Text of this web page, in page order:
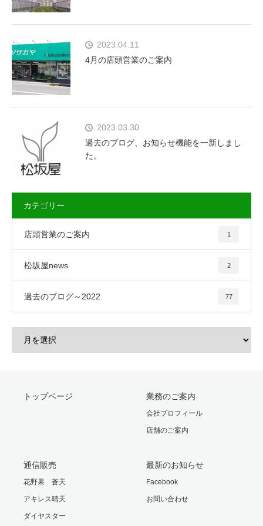
2023.04.11
4月の店頭営業のご案内
2023.03.30
過去のブログ、お知らせ機能を一新しまし
た。
カテゴリー
店頭営業のご案内 1
松坂屋news 2
過去のブログ～2022 77
トップページ 業務のご案内
会社プロフィール
店舗のご案内
通信販売
花野果 蒼天
アキレス晴天
ダイヤスター
最新のお知らせ
Facebook
お問い合わせ